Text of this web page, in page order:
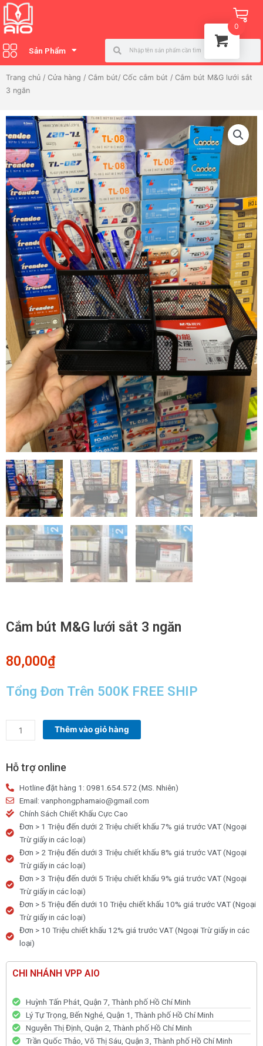
Nhảy
tới
nội
dung
Sản Phẩm
Search
Trang chủ / Cửa hàng / Cắm bút/ Cốc cắm bút / Cắm bút M&G lưới sắt
3 ngăn
Cắm bút M&G lưới sắt 3 ngăn
80,000₫
Tổng Đơn Trên 500K FREE SHIP
Cắm
bút
lưới
3
ngăn
số
lượng
Thêm vào giỏ hàng
Hỗ trợ online
Hotline đặt hàng 1: 0981.654.572 (MS. Nhiên)
Email: vanphongphamaio@gmail.com
Chính Sách Chiết Khấu Cực Cao
Đơn > 1 Triệu đến dưới 2 Triệu chiết khấu 7% giá trước VAT (Ngoại
Trừ giấy in các loại)
Đơn > 2 Triệu đến dưới 3 Triệu chiết khấu 8% giá trước VAT (Ngoại
Trừ giấy in các loại)
Đơn > 3 Triệu đến dưới 5 Triệu chiết khấu 9% giá trước VAT (Ngoại
Trừ giấy in các loại)
Đơn > 5 Triệu đến dưới 10 Triệu chiết khấu 10% giá trước VAT (Ngoại
Trừ giấy in các loại)
Đơn > 10 Triệu chiết khấu 12% giá trước VAT (Ngoại Trừ giấy in các
loại)
CHI NHÁNH VPP AIO
Huỳnh Tấn Phát, Quận 7, Thành phố Hồ Chí Minh
Lý Tự Trọng, Bến Nghé, Quận 1, Thành phố Hồ Chí Minh
Nguyễn Thị Định, Quận 2, Thành phố Hồ Chí Minh
Trần Quốc Thảo, Võ Thị Sáu, Quận 3, Thành phố Hồ Chí Minh
0